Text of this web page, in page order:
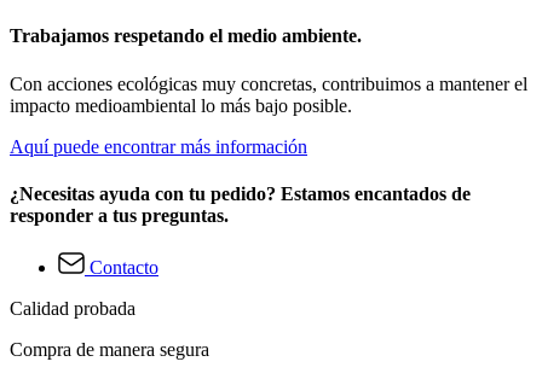
Trabajamos respetando el medio ambiente.
Con acciones ecológicas muy concretas, contribuimos a mantener el
impacto medioambiental lo más bajo posible.
Aquí puede encontrar más información
¿Necesitas ayuda con tu pedido? Estamos encantados de
responder a tus preguntas.
Contacto
Calidad probada
Compra de manera segura